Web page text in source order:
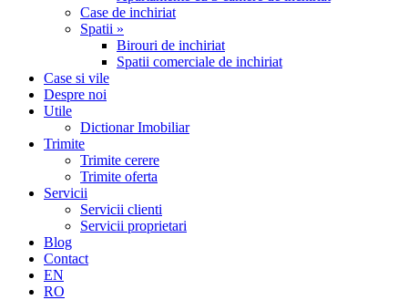
Case de inchiriat
Spatii »
Birouri de inchiriat
Spatii comerciale de inchiriat
Case si vile
Despre noi
Utile
Dictionar Imobiliar
Trimite
Trimite cerere
Trimite oferta
Servicii
Servicii clienti
Servicii proprietari
Blog
Contact
EN
RO